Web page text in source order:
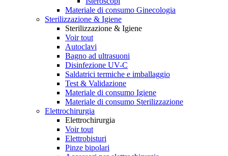
Materiale di consumo Ginecologia
Sterilizzazione & Igiene
Sterilizzazione & Igiene
Voir tout
Autoclavi
Bagno ad ultrasuoni
Disinfezione UV-C
Saldatrici termiche e imballaggio
Test & Validazione
Materiale di consumo Igiene
Materiale di consumo Sterilizzazione
Elettrochirurgia
Elettrochirurgia
Voir tout
Elettrobisturi
Pinze bipolari